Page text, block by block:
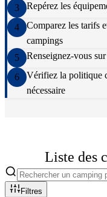
3
Repérez les
4
Comparez les tarifs
campings
5
Renseignez-vous
6
Vérifiez la politique
nécessaire
Liste des
Filtres